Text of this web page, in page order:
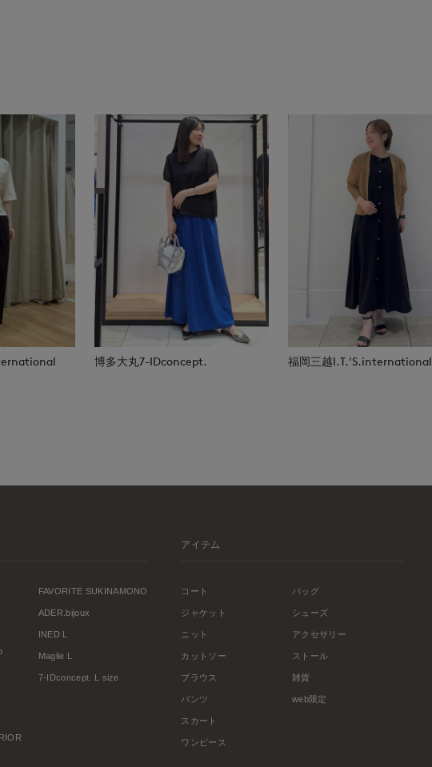
博多大丸7-IDconcept. 福岡三越I.T.'S.international
FAVORITE SUKINAMONO
ADER.bijoux
INED L
Maglie L
7-IDconcept. L size
アイテム
コート
ジャケット
ニット
カットソー
ブラウス
パンツ
スカート
ワンピース
バッグ
シューズ
アクセサリー
ストール
雑貨
web限定